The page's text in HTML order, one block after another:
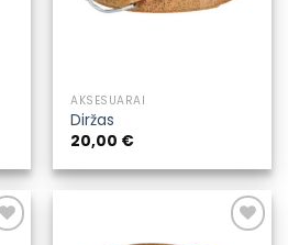
AKSESUARAI
Diržas
20,00 €